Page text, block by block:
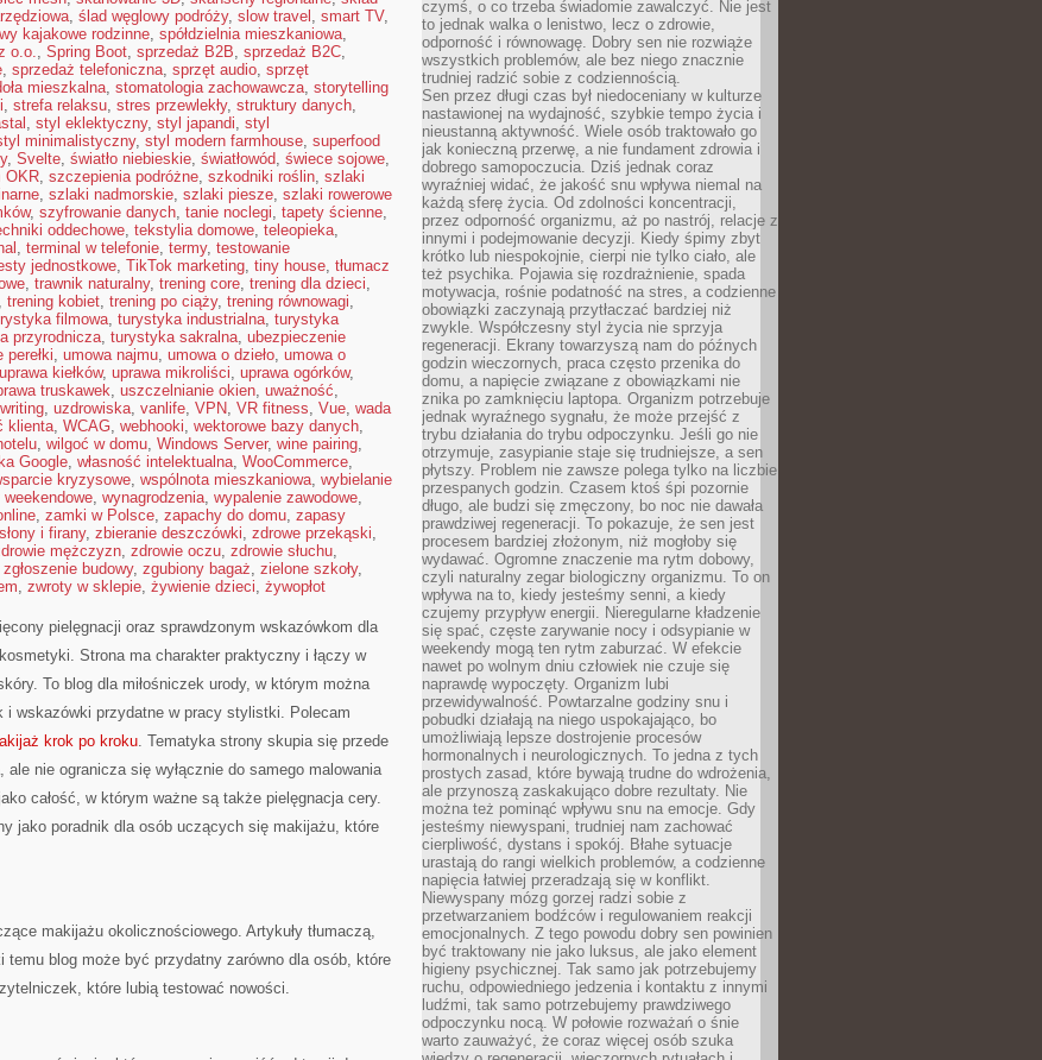
, ślad węglowy podróży, slow travel , smart TV,
kajakowe rodzinne, spółdzielnia mieszkaniowa,
o.o., Spring Boot, sprzedaż B2B, sprzedaż B2C,
, sprzedaż telefoniczna, sprzęt audio, sprzęt
mieszkalna, stomatologia zachowawcza, storytelling
, strefa relaksu, stres przewlekły, struktury danych,
, styl eklektyczny, styl japandi, styl
minimalistyczny, styl modern farmhouse, superfood
, Svelte, światło niebieskie, światłowód, świece sojowe,
OKR, szczepienia podróżne, szkodniki roślin, szlaki
, szlaki nadmorskie, szlaki piesze, szlaki rowerowe
, szyfrowanie danych, tanie noclegi, tapety ścienne,
oddechowe, tekstylia domowe, teleopieka,
, terminal w telefonie, termy, testowanie
jednostkowe, TikTok marketing, tiny house, tłumacz
, trawnik naturalny, trening core, trening dla dzieci,
, trening kobiet, trening po ciąży, trening równowagi,
filmowa, turystyka industrialna, turystyka
przyrodnicza, turystyka sakralna, ubezpieczenie
perełki, umowa najmu, umowa o dzieło, umowa o
uprawa kiełków, uprawa mikroliści, uprawa ogórków,
truskawek, uszczelnianie okien, uważność,
, uzdrowiska, vanlife, VPN, VR fitness, Vue, wada
klienta, WCAG, webhooki, wektorowe bazy danych,
, wilgoć w domu, Windows Server, wine pairing,
Google, własność intelektualna, WooCommerce,
kryzysowe, wspólnota mieszkaniowa, wybielanie
, wynagrodzenia, wypalenie zawodowe,
, zamki w Polsce, zapachy do domu, zapasy
i firany, zbieranie deszczówki, zdrowe przekąski,
mężczyzn, zdrowie oczu, zdrowie słuchu,
zgłoszenie budowy, zgubiony bagaż, zielone szkoły,
, zwroty w sklepie, żywienie dzieci, żywopłot
pielęgnacji oraz sprawdzonym wskazówkom dla
Strona ma charakter praktyczny i łączy w
To blog dla miłośniczek urody, w którym można
wskazówki przydatne w pracy stylistki. Polecam
krok po kroku. Tematyka strony skupia się przede
nie ogranicza się wyłącznie do samego malowania
całość, w którym ważne są także pielęgnacja cery.
jako poradnik dla osób uczących się makijażu, które
makijażu okolicznościowego. Artykuły tłumaczą,
blog może być przydatny zarówno dla osób, które
które lubią testować nowości.
czymś, o co trzeba świadomie zawalczyć. Nie jest
to jednak walka o lenistwo, lecz o zdrowie,
odporność i równowagę. Dobry sen nie rozwiąże
wszystkich problemów, ale bez niego znacznie
trudniej radzić sobie z codziennością.
Sen przez długi czas był niedoceniany w kulturze
nastawionej na wydajność, szybkie tempo życia i
nieustanną aktywność. Wiele osób traktowało go
jak konieczną przerwę, a nie fundament zdrowia i
dobrego samopoczucia. Dziś jednak coraz
wyraźniej widać, że jakość snu wpływa niemal na
każdą sferę życia. Od zdolności koncentracji,
przez odporność organizmu, aż po nastrój, relacje z
innymi i podejmowanie decyzji. Kiedy śpimy zbyt
krótko lub niespokojnie, cierpi nie tylko ciało, ale
też psychika. Pojawia się rozdrażnienie, spada
motywacja, rośnie podatność na stres, a codzienne
obowiązki zaczynają przytłaczać bardziej niż
zwykle. Współczesny styl życia nie sprzyja
regeneracji. Ekrany towarzyszą nam do późnych
godzin wieczornych, praca często przenika do
domu, a napięcie związane z obowiązkami nie
znika po zamknięciu laptopa. Organizm potrzebuje
jednak wyraźnego sygnału, że może przejść z
trybu działania do trybu odpoczynku. Jeśli go nie
otrzymuje, zasypianie staje się trudniejsze, a sen
płytszy. Problem nie zawsze polega tylko na liczbie
przespanych godzin. Czasem ktoś śpi pozornie
długo, ale budzi się zmęczony, bo noc nie dawała
prawdziwej regeneracji. To pokazuje, że sen jest
procesem bardziej złożonym, niż mogłoby się
wydawać. Ogromne znaczenie ma rytm dobowy,
czyli naturalny zegar biologiczny organizmu. To on
wpływa na to, kiedy jesteśmy senni, a kiedy
czujemy przypływ energii. Nieregularne kładzenie
się spać, częste zarywanie nocy i odsypianie w
weekendy mogą ten rytm zaburzać. W efekcie
nawet po wolnym dniu człowiek nie czuje się
naprawdę wypoczęty. Organizm lubi
przewidywalność. Powtarzalne godziny snu i
pobudki działają na niego uspokajająco, bo
umożliwiają lepsze dostrojenie procesów
hormonalnych i neurologicznych. To jedna z tych
prostych zasad, które bywają trudne do wdrożenia,
ale przynoszą zaskakująco dobre rezultaty. Nie
można też pominąć wpływu snu na emocje. Gdy
jesteśmy niewyspani, trudniej nam zachować
cierpliwość, dystans i spokój. Błahe sytuacje
urastają do rangi wielkich problemów, a codzienne
napięcia łatwiej przeradzają się w konflikt.
Niewyspany mózg gorzej radzi sobie z
przetwarzaniem bodźców i regulowaniem reakcji
emocjonalnych. Z tego powodu dobry sen powinien
być traktowany nie jako luksus, ale jako element
higieny psychicznej. Tak samo jak potrzebujemy
ruchu, odpowiedniego jedzenia i kontaktu z innymi
ludźmi, tak samo potrzebujemy prawdziwego
odpoczynku nocą. W połowie rozważań o śnie
warto zauważyć, że coraz więcej osób szuka